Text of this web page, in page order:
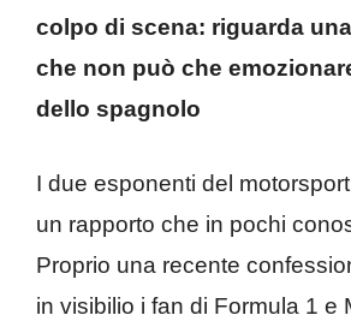
colpo di scena: riguarda
che non può che
dello spagnolo
I due esponenti del
un rapporto che in pochi
Proprio una recente
in visibilio i fan di Formula 1 e